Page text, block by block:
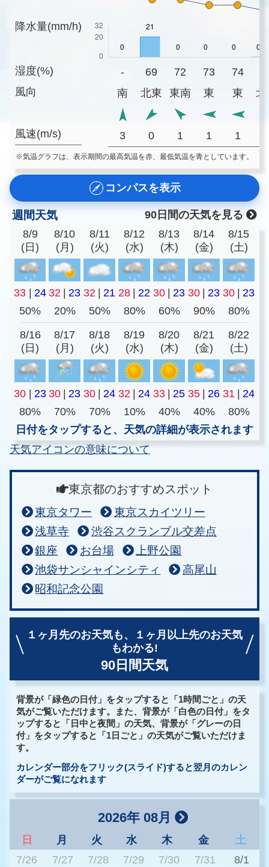
降水量(mm/h)
湿度(%)
風向
風速(m/s)
- 69 72 73 74
南
北東 東南 東 東 北
3 0 1 1 1
※気温グラフは、表示期間の最高気温を赤、最低気温を青としています。
コンパスを表示
週間天気
90日間の天気を見る
8/9
(日)
8/10
(月)
8/11
(火)
8/12
(水)
8/13
(木)
8/14
(金)
8/15
(土)
33 | 24 32 | 23 32 | 21 28 | 22 30 | 23 30 | 23 30 | 23
50%
20% 50% 80% 60% 90% 80%
8/16
(日)
8/17
(月)
8/18
(火)
8/19
(水)
8/20
(木)
8/21
(金)
8/22
(土)
30 | 23 30 | 23 30 | 24 32 | 24 33 | 25 35 | 26 31 | 24
80%
70% 70% 10% 40% 40%
80%
日付をタップすると、天気の詳細が表示されます
天気アイコンの意味について
東京都のおすすめスポット
東京タワー
東京スカイツリー
浅草寺
渋谷スクランブル交差点
銀座
お台場
上野公園
池袋サンシャインシティ
高尾山
昭和記念公園
１ヶ月先のお天気も、
１ヶ月以上先のお天気
もわかる!
90日間天気
背景が「緑色の日付」をタップすると「1時間ごと」の天
気がご覧いただけます。また、背景が「白色の日付」をタ
ップすると「日中と夜間」の天気、背景が「グレーの日
付」をタップすると「1日ごと」の天気がご覧いただけま
す。
カレンダー部分をフリック(スライド)すると翌月のカレン
ダーがご覧になれます
2026年 08月
日 月 火 水 木 金
土
7/26
7/27 7/28 7/29 7/30 7/31 8/1